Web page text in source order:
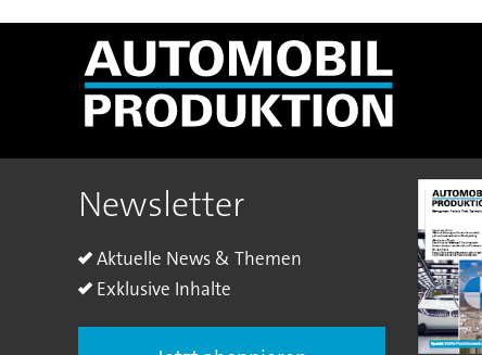
Newsletter
Aktuelle News & Themen
Exklusive Inhalte